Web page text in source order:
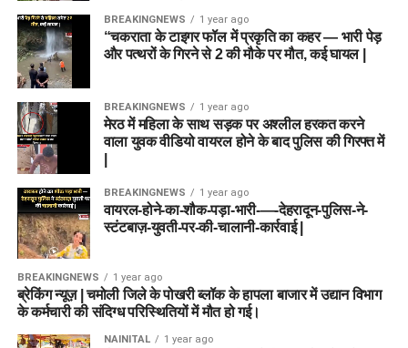
BREAKINGNEWS 1 year ago
“चकराता के टाइगर फॉल में प्रकृति का कहर — भारी पेड़
और पत्थरों के गिरने से 2 की मौके पर मौत, कई घायल |
BREAKINGNEWS 1 year ago
मेरठ में महिला के साथ सड़क पर अश्लील हरकत करने
वाला युवक वीडियो वायरल होने के बाद पुलिस की गिरफ्त में
BREAKINGNEWS 1 year ago
वायरल-होने-का-शौक-पड़ा-भारी-—-देहरादून-पुलिस-ने-
स्टंटबाज़-युवती-पर-की-चालानी-कार्रवाई |
BREAKINGNEWS 1 year ago
ब्रेकिंग न्यूज़ | चमोली जिले के पोखरी ब्लॉक के हापला बाजार में उद्यान विभाग
के कर्मचारी की संदिग्ध परिस्थितियों में मौत हो गई।
NAINITAL 1 year ago